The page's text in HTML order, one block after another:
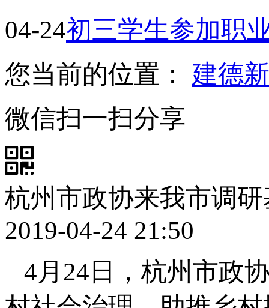
04-24初三学生参加职
您当前的位置： 建德
微信扫一扫分享
杭州市政协来我市调
2019-04-24 21:50
4月24日，杭州市政